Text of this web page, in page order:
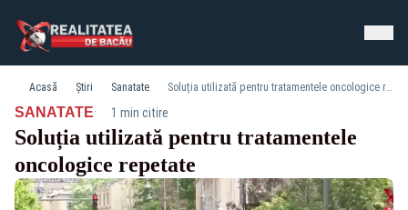
Acasă Știri Sanatate Soluția utilizată pentru tratamentele oncologice repetate
SANATATE· 1 min citire
Soluția utilizată pentru tratamentele
oncologice repetate